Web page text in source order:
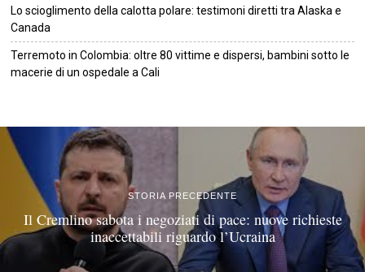
Lo scioglimento della calotta polare: testimoni diretti tra Alaska e
Canada
Terremoto in Colombia: oltre 80 vittime e dispersi, bambini sotto le
macerie di un ospedale a Cali
STORIA PRECEDENTE
Il Cremlino sabota i negoziati di pace: nuove richieste
inaccettabili riguardo l’Ucraina